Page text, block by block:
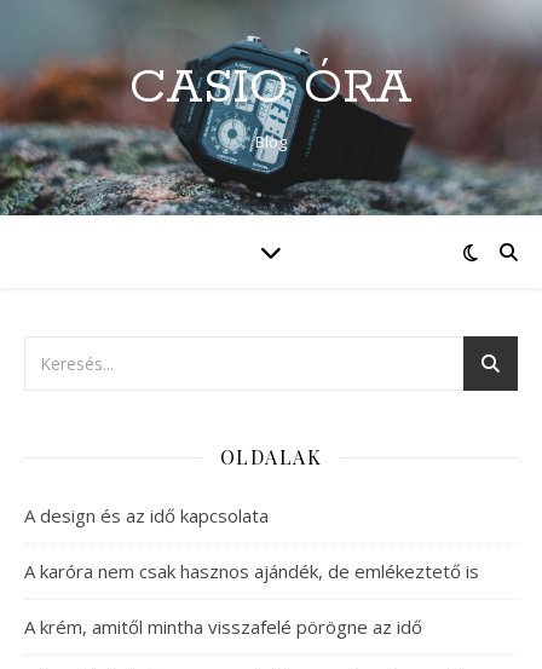
CASIO ÓRA
Blog
OLDALAK
A design és az idő kapcsolata
A karóra nem csak hasznos ajándék, de emlékeztető is
A krém, amitől mintha visszafelé pörögne az idő